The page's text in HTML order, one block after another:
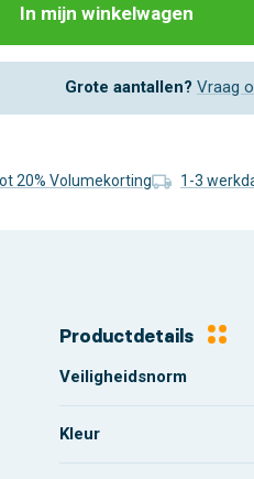
In mijn winkelwagen
Grote aantallen? Vraag
20% Volumekorting 1-3
Productdetails
Veiligheidsnorm
Kleur